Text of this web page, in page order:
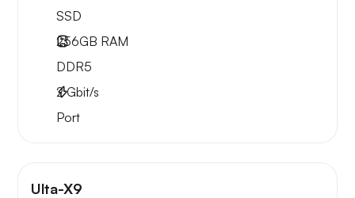
SSD
256GB RAM
DDR5
2Gbit/s
Port
Ulta-X9